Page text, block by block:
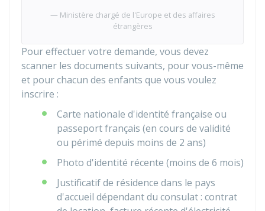
Ministère chargé de l'Europe et des affaires
étrangères
Pour effectuer votre demande, vous devez
scanner les documents suivants, pour vous-même
et pour chacun des enfants que vous voulez
inscrire :
Carte nationale d'identité française ou
passeport français (en cours de validité
ou périmé depuis moins de 2 ans)
Photo d'identité récente (moins de 6 mois)
Justificatif de résidence dans le pays
d'accueil dépendant du consulat : contrat